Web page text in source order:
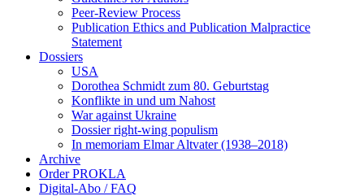
Peer-Review Process
Publication Ethics and Publication Malpractice
Statement
Dossiers
USA
Dorothea Schmidt zum 80. Geburtstag
Konflikte in und um Nahost
War against Ukraine
Dossier right-wing populism
In me­mo­ri­am Elmar Altvater (1938–2018)
Archive
Order PROKLA
Digital-Abo / FAQ